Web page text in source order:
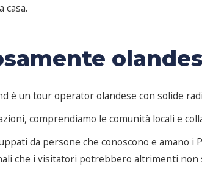
casa.
è un tour operator olandese con solide
comprendiamo le comunità locali e
da persone che conoscono e amano i
che i visitatori potrebbero altrimenti non